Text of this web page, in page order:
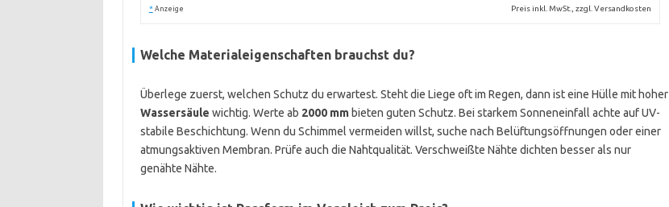
* Anzeige Preis inkl. MwSt., zzgl. Versandkosten
Welche Materialeigenschaften brauchst du?
Überlege zuerst, welchen Schutz du erwartest. Steht die Liege oft im Regen, dann ist eine Hülle mit hoher
Wassersäule wichtig. Werte ab 2000 mmbieten guten Schutz. Bei starkem Sonneneinfall achte auf UV-
stabile Beschichtung. Wenn du Schimmel vermeiden willst, suche nach Belüftungsöffnungen oder einer
atmungsaktiven Membran. Prüfe auch die Nahtqualität. Verschweißte Nähte dichten besser als nur
genähte Nähte.